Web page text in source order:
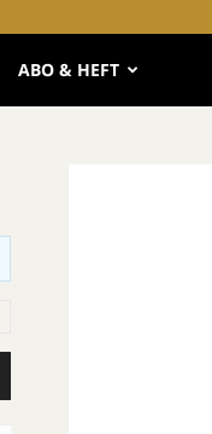
ABO & HEFT